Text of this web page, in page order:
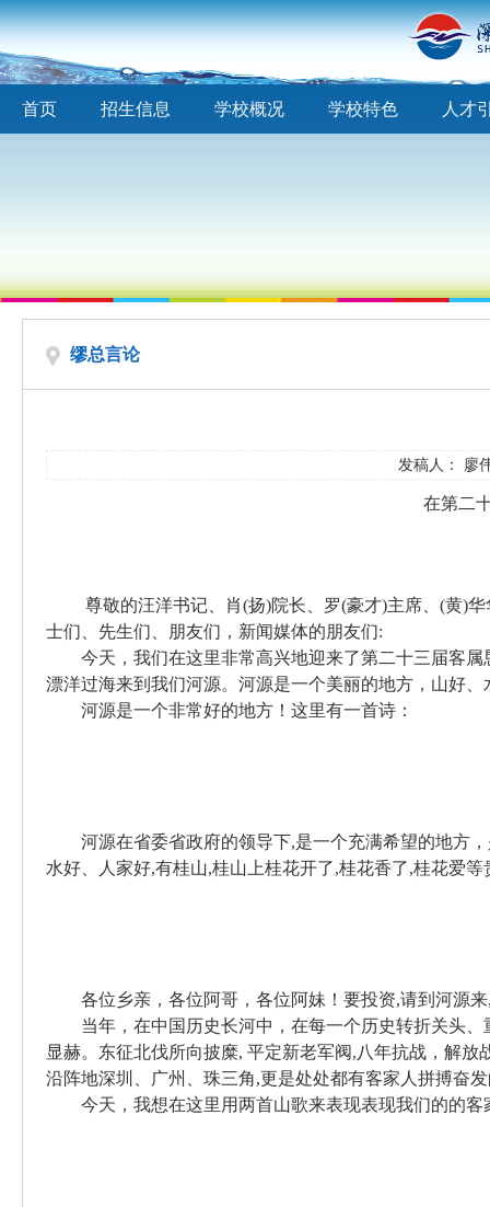
首页 招生信息 学校概况 学校特色 人才
缪总言论
发稿人：
在第二
尊敬的汪洋书记、肖(扬)院长、罗(豪才)主席、 (黄)华
士们、先生们、朋友们，新闻媒体的朋友们:
今天，我们在这里非常高兴地迎来了第二十三届客属
漂洋过海来到我们河源。河源是一个美丽的地方，山好、
河源是一个非常好的地方！这里有一首诗：
河源在省委省政府的领导下,是一个充满希望的地方
水好、人家好,有桂山,桂山上桂花开了,桂花香了,桂花爱等
各位乡亲，各位阿哥，各位阿妹！要投资,请到河源来
当年，在中国历史长河中，在每一个历史转折关头
显赫。东征北伐所向披糜, 平定新老军阀,八年抗战，解放
沿阵地深圳、广州、珠三角,更是处处都有客家人拼搏奋
今天，我想在这里用两首山歌来表现表现我们的的